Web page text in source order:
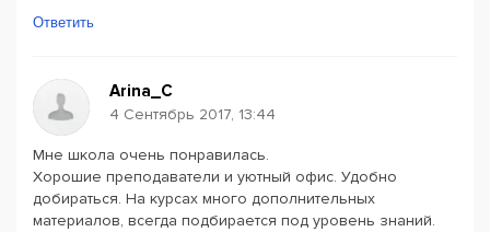
Ответить
Arina_C
4 Сентябрь 2017, 13:44
Мне школа очень понравилась.
Хорошие преподаватели и уютный офис. Удобно
добираться. На курсах много дополнительных
материалов, всегда подбирается под уровень знаний.